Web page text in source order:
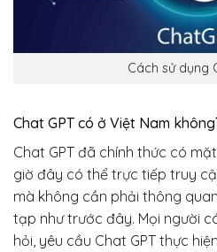
Cách sử dụng
Chat GPT có ở Việt Nam
Chat GPT đã chính thức có
giờ đây có thể trực tiếp truy
mà không cần phải thông
tạp như trước đây. Mọi người
hỏi, yêu cầu Chat GPT thực